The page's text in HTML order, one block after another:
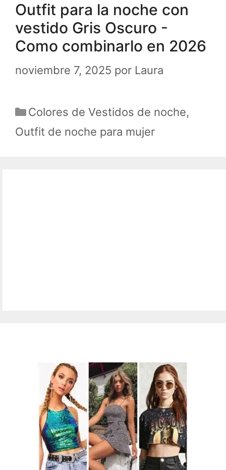
Outfit para la noche con
vestido Gris Oscuro -
Como combinarlo en 2026
noviembre 7, 2025 por Laura
Categorías
Colores de Vestidos de noche,
Outfit de noche para mujer